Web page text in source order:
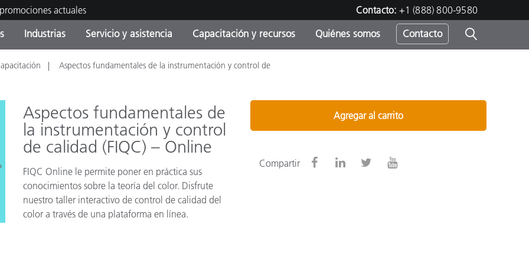
actuales Contacto: +1 (888) 800-9580
de Producto
Productos fuera de
Promociones actuales
Online Store
Industrias
y Recubrimientos
OEM Display & Printer
Productos Envasados
Food Color Measurement
Servicio y asistencia
y mantenimiento Contacte con nuestro equipo
Capacitación y recursos
Experience Center
Consultas y auditorías
Top Descargas
Otros recursos
Quiénes somos Contacto
Aspectos fundamentales de la instrumentación y control de
Aspectos fundamentales de
la instrumentación y control
de calidad (FIQC) – Online
FIQC Online le permite poner en práctica sus
conocimientos sobre la teoría del color. Disfrute
nuestro taller interactivo de control de calidad del
color a través de una plataforma en línea.
Agregar al carrito
Compartir